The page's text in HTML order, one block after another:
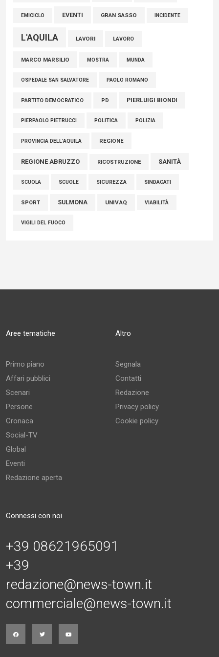
EMICICLO EVENTI GRAN SASSO INCIDENTE
L'AQUILA LAVORI LAVORO
MARCO MARSILIO MOSTRA MUNDA
OSPEDALE SAN SALVATORE PAOLO ROMANO
PARTITO DEMOCRATICO PD PIERLUIGI BIONDI
PIERPAOLO PIETRUCCI POLITICA POLIZIA
PROVINCIA DELL'AQUILA REGIONE
REGIONE ABRUZZO RICOSTRUZIONE SANITÀ
SCUOLA SCUOLE SICUREZZA SINDACATI
SPORT SULMONA UNIVAQ VIABILITÀ
VIGILI DEL FUOCO
Aree tematiche
Primo piano
Affari pubblici
Scenari
Persone
Cronaca
Social-TV
Global
Eventi
Redazione aperta
Altro
Segnala
Contatti
Redazione
Privacy policy
Cookie policy
Connessi con noi
+39 08621965091
+39
redazione@news-town.it
commerciale@news-town.it